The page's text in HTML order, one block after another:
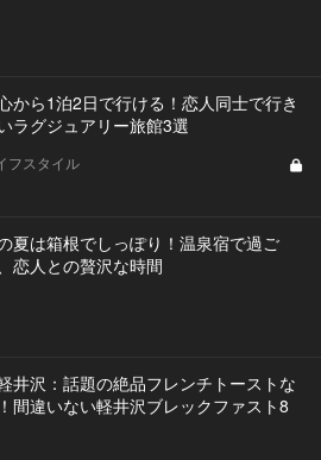
から1泊2日で行ける！恋人同士で行き
ラグジュアリー旅館3選
フスタイル
夏は箱根でしっぽり！温泉宿で過ご
恋人との贅沢な時間
井沢：話題の絶品フレンチトーストな
間違いない軽井沢ブレックファスト8